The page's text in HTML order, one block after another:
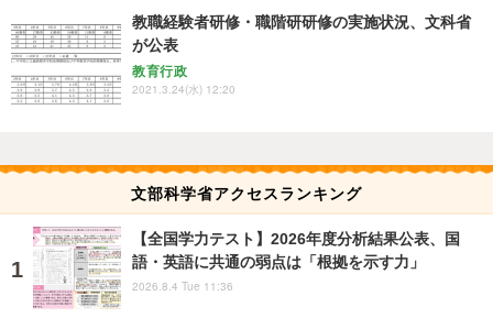
教職経験者研修・職階研研修の実施状況、文科省
が公表
教育行政
2021.3.24(水) 12:20
文部科学省アクセスランキング
【全国学力テスト】2026年度分析結果公表、国
語・英語に共通の弱点は「根拠を示す力」
2026.8.4 Tue 11:36